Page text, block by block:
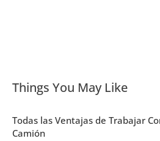
Things You May Like
Todas las Ventajas de Trabajar
Camión